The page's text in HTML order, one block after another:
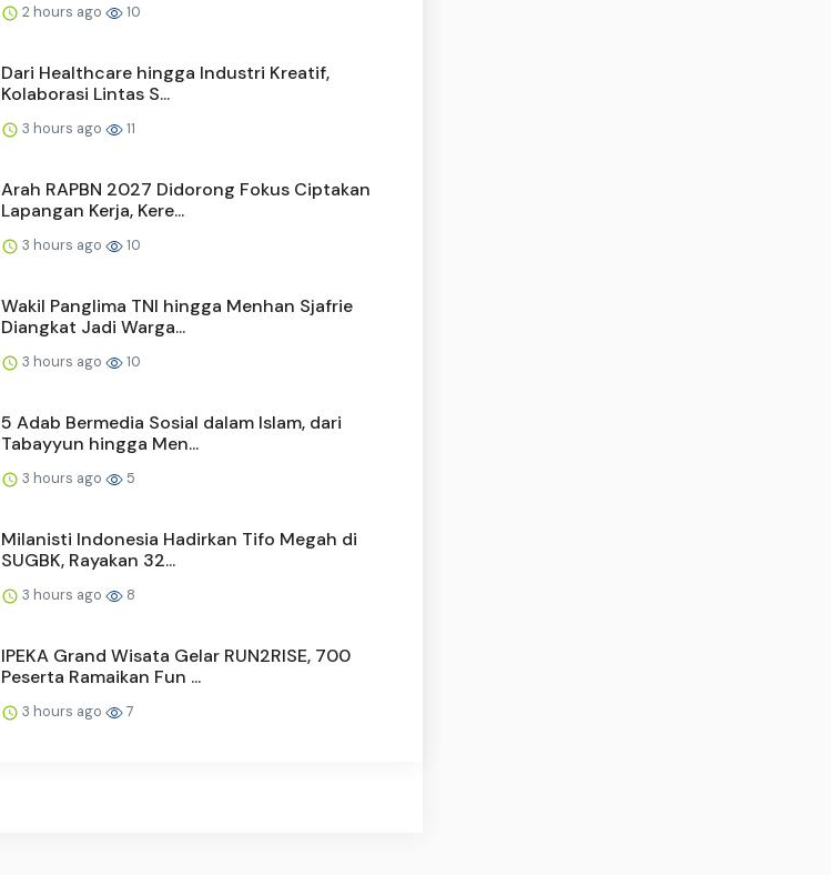
2 hours ago 10
Dari Healthcare hingga Industri Kreatif,
Kolaborasi Lintas S...
3 hours ago 11
Arah RAPBN 2027 Didorong Fokus Ciptakan
Lapangan Kerja, Kere...
3 hours ago 10
Wakil Panglima TNI hingga Menhan Sjafrie
Diangkat Jadi Warga...
3 hours ago 10
5 Adab Bermedia Sosial dalam Islam, dari
Tabayyun hingga Men...
3 hours ago 5
Milanisti Indonesia Hadirkan Tifo Megah di
SUGBK, Rayakan 32...
3 hours ago 8
IPEKA Grand Wisata Gelar RUN2RISE, 700
Peserta Ramaikan Fun ...
3 hours ago 7